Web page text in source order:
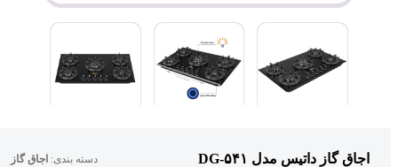
اجاق گاز داتیس مدل DG-۵۴۱ دسته بندی:اجاق گاز